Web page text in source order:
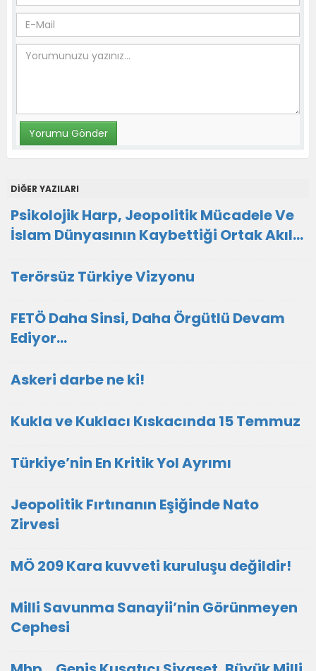
DİĞER YAZILARI
Psikolojik Harp, Jeopolitik Mücadele Ve
İslam Dünyasının Kaybettiği Ortak Akıl…
Terörsüz Türkiye Vizyonu
FETÖ Daha Sinsi, Daha Örgütlü Devam
Ediyor…
Askeri darbe ne ki!
Kukla ve Kuklacı Kıskacında 15 Temmuz
Türkiye’nin En Kritik Yol Ayrımı
Jeopolitik Fırtınanın Eşiğinde Nato
Zirvesi
MÖ 209 Kara kuvveti kuruluşu değildir!
Milli Savunma Sanayii’nin Görünmeyen
Cephesi